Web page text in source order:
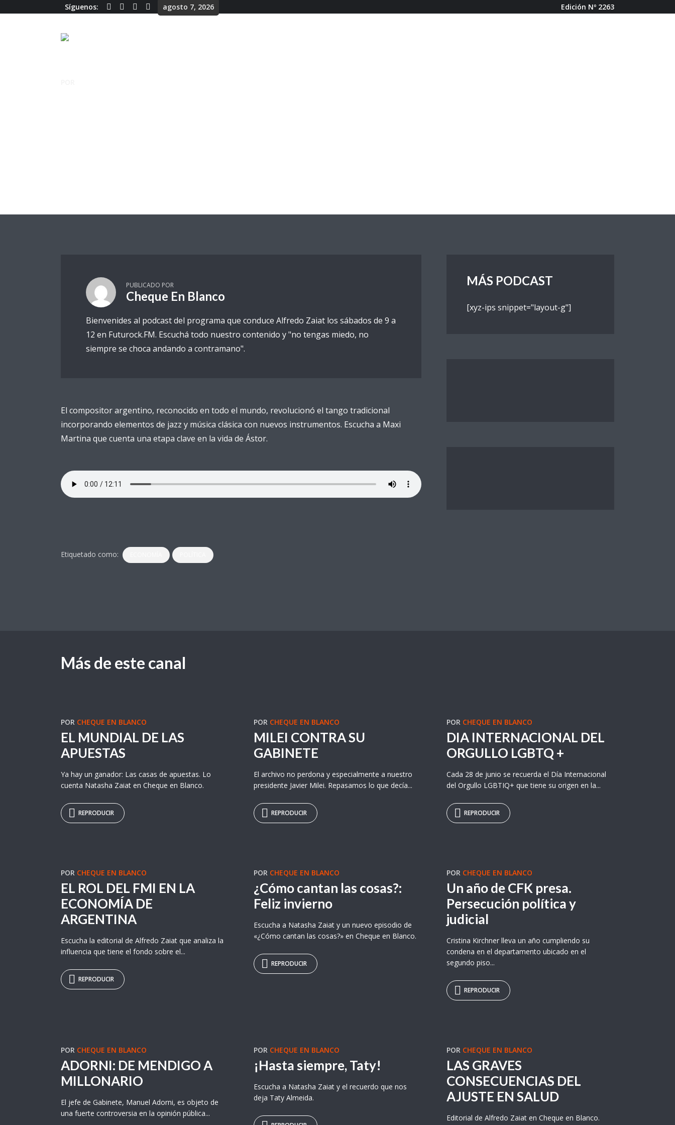
Síguenos: agosto 7, 2026 Edición Nº 2263
PUBLICADO POR
Cheque En Blanco
Bienvenides al podcast del programa que conduce Alfredo Zaiat los sábados de 9 a
12 en Futurock.FM. Escuchá todo nuestro contenido y "no tengas miedo, no
siempre se choca andando a contramano".
El compositor argentino, reconocido en todo el mundo, revolucionó el tango tradicional
incorporando elementos de jazz y música clásica con nuevos instrumentos. Escucha a Maxi
Martina que cuenta una etapa clave en la vida de Ástor.
Etiquetado como:
MÁS PODCAST
[xyz-ips snippet="layout-g"]
Más de este canal
POR CHEQUE EN BLANCO
EL MUNDIAL DE LAS
APUESTAS
Ya hay un ganador: Las casas de apuestas. Lo
cuenta Natasha Zaiat en Cheque en Blanco.
REPRODUCIR
POR CHEQUE EN BLANCO
MILEI CONTRA SU
GABINETE
El archivo no perdona y especialmente a nuestro
presidente Javier Milei. Repasamos lo que decía...
REPRODUCIR
POR CHEQUE EN BLANCO
DIA INTERNACIONAL DEL
ORGULLO LGBTQ +
Cada 28 de junio se recuerda el Día Internacional
del Orgullo LGBTIQ+ que tiene su origen en la...
REPRODUCIR
POR CHEQUE EN BLANCO
EL ROL DEL FMI EN LA
ECONOMÍA DE
ARGENTINA
Escucha la editorial de Alfredo Zaiat que analiza la
influencia que tiene el fondo sobre el...
REPRODUCIR
POR CHEQUE EN BLANCO
¿Cómo cantan las cosas?:
Feliz invierno
Escucha a Natasha Zaiat y un nuevo episodio de
«¿Cómo cantan las cosas?» en Cheque en Blanco.
REPRODUCIR
POR CHEQUE EN BLANCO
Un año de CFK presa.
Persecución política y
judicial
Cristina Kirchner lleva un año cumpliendo su
condena en el departamento ubicado en el
segundo piso...
REPRODUCIR
POR CHEQUE EN BLANCO
ADORNI: DE MENDIGO A
MILLONARIO
El jefe de Gabinete, Manuel Adorni, es objeto de
una fuerte controversia en la opinión pública...
POR CHEQUE EN BLANCO
¡Hasta siempre, Taty!
Escucha a Natasha Zaiat y el recuerdo que nos
deja Taty Almeida.
POR CHEQUE EN BLANCO
LAS GRAVES
CONSECUENCIAS DEL
AJUSTE EN SALUD
Editorial de Alfredo Zaiat en Cheque en Blanco.